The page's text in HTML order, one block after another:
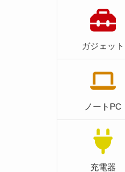
ガジェット
ノートPC
充電器